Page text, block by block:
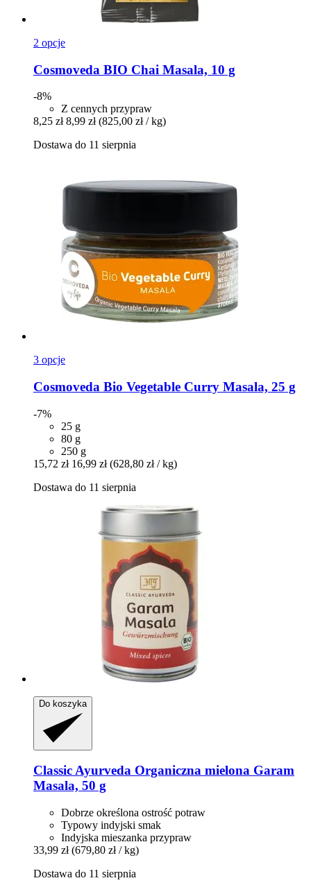
2 opcje
Cosmoveda BIO Chai Masala, 10 g
-8%
Z cennych przypraw
8,25 zł 8,99 zł (825,00 zł / kg)
Dostawa do 11 sierpnia
3 opcje
Cosmoveda Bio Vegetable Curry Masala, 25 g
-7%
25 g
80 g
250 g
15,72 zł 16,99 zł (628,80 zł / kg)
Dostawa do 11 sierpnia
Do koszyka
Classic Ayurveda Organiczna mielona Garam
Masala, 50 g
Dobrze określona ostrość potraw
Typowy indyjski smak
Indyjska mieszanka przypraw
33,99 zł (679,80 zł / kg)
Dostawa do 11 sierpnia